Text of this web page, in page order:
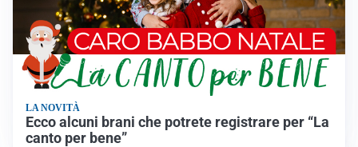
LA NOVITÀ
Ecco alcuni brani che potrete registrare per “La
canto per bene”